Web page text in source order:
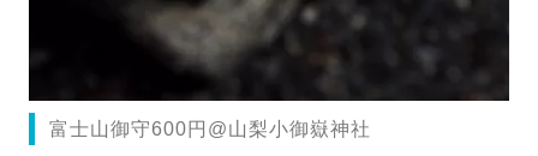
富士山御守600円@山梨小御嶽神社